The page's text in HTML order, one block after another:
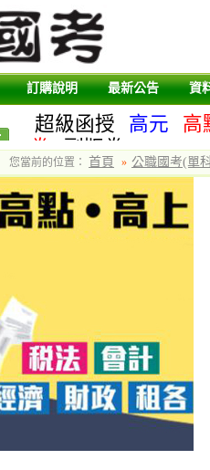
訂購說明 最新公告 資
超級函授 高元
高
卷
副版卷
您當前的位置： 首頁 » 公職國考(單